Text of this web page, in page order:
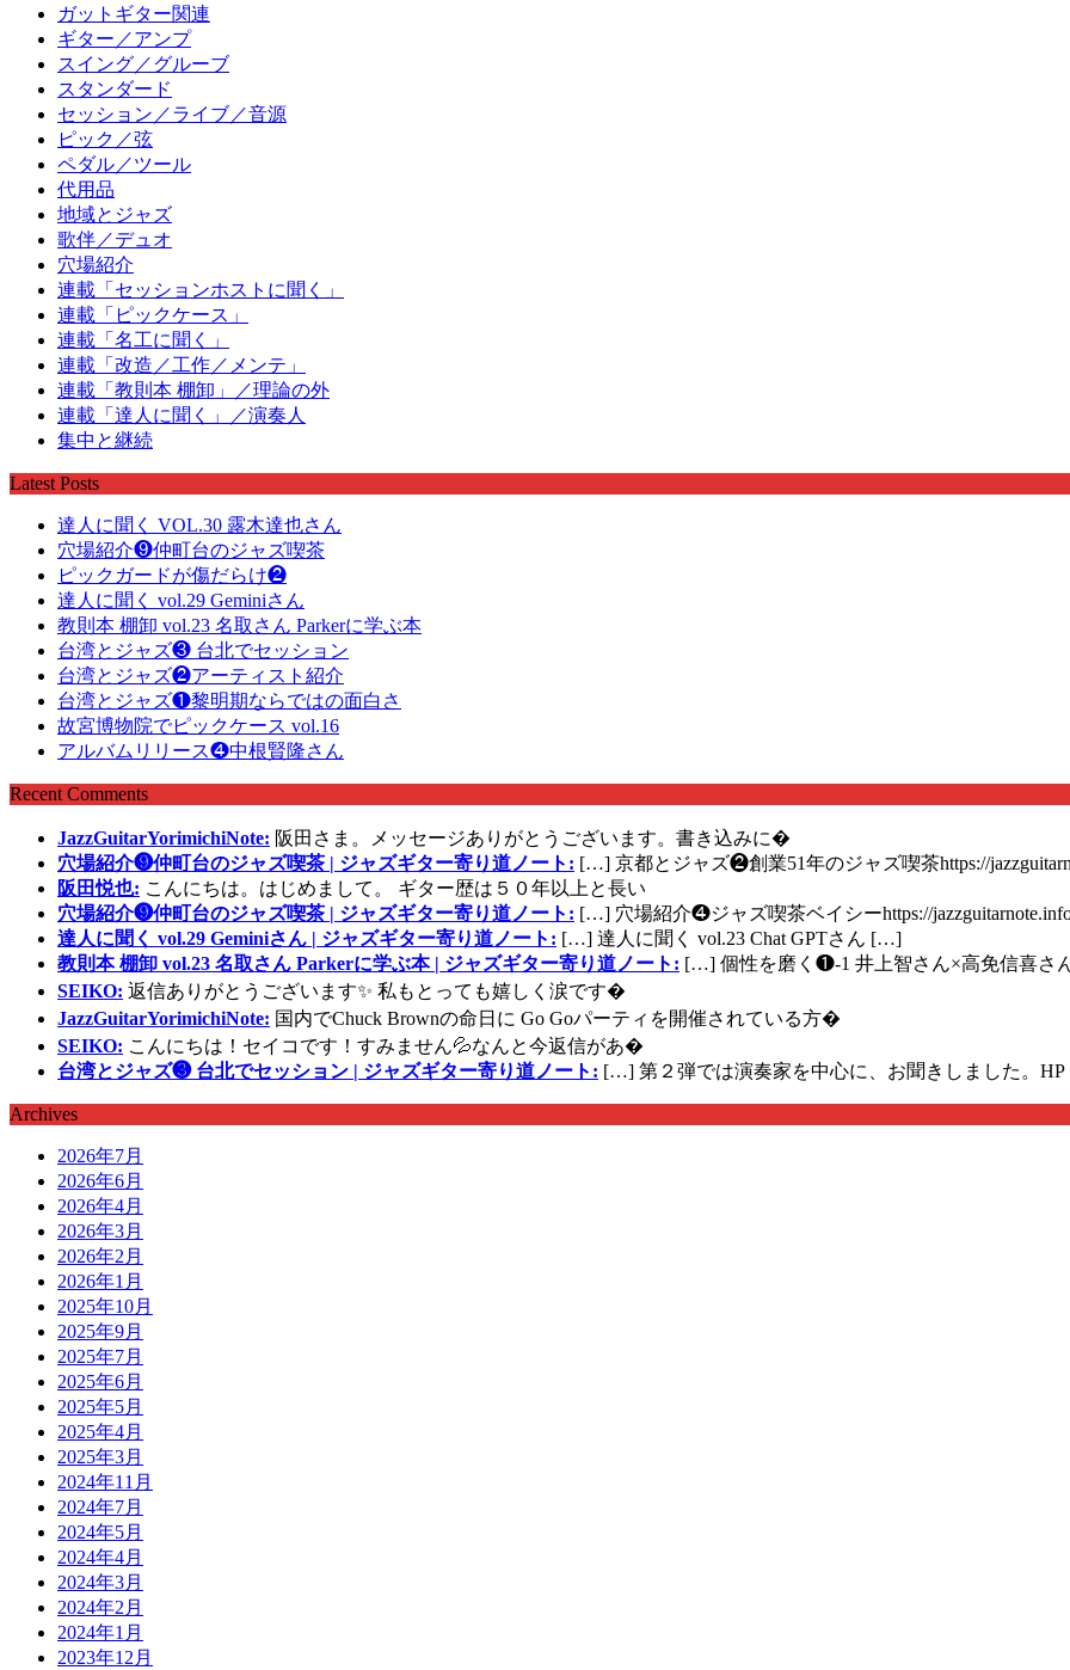
ガットギター関連
ギター／アンプ
スイング／グルーブ
スタンダード
セッション／ライブ／音源
ピック／弦
ペダル／ツール
代用品
地域とジャズ
歌伴／デュオ
穴場紹介
連載「セッションホストに聞く」
連載「ピックケース」
連載「名工に聞く」
連載「改造／工作／メンテ」
連載「教則本 棚卸」／理論の外
連載「達人に聞く」／演奏人
集中と継続
Latest Posts
達人に聞く VOL.30 露木達也さん
穴場紹介❾仲町台のジャズ喫茶
ピックガードが傷だらけ❷
達人に聞く vol.29 Geminiさん
教則本 棚卸 vol.23 名取さん Parkerに学ぶ本
台湾とジャズ❸ 台北でセッション
台湾とジャズ❷アーティスト紹介
台湾とジャズ❶黎明期ならではの面白さ
故宮博物院でピックケース vol.16
アルバムリリース❹中根賢隆さん
Recent Comments
JazzGuitarYorimichiNote: 阪田さま。メッセージありがとうございます。書き込みに�
穴場紹介❾仲町台のジャズ喫茶 | ジャズギター寄り道ノート: […] 京都とジャズ❷創業51年のジャズ喫茶https://
阪田悦也: こんにちは。はじめまして。 ギター歴は５０年以上と長い
穴場紹介❾仲町台のジャズ喫茶 | ジャズギター寄り道ノート: […] 穴場紹介❹ジャズ喫茶ベイシーhttps://
達人に聞く vol.29 Geminiさん | ジャズギター寄り道ノート: […] 達人に聞く vol.23 Chat GPTさん […]
教則本 棚卸 vol.23 名取さん Parkerに学ぶ本 | ジャズギター寄り道ノート: […] 個性を磨く❶-1 井上智さん×高免信喜さん
SEIKO: 返信ありがとうございます✨ 私もとっても嬉しく涙です�
JazzGuitarYorimichiNote: 国内でChuck Brownの命日に Go Goパーティを開催されている方�
SEIKO: こんにちは！セイコです！すみません💦なんと今返信があ�
台湾とジャズ❸ 台北でセッション | ジャズギター寄り道ノート: […] 第２弾では演奏家を中心に、お聞きしました。
Archives
2026年7月
2026年6月
2026年4月
2026年3月
2026年2月
2026年1月
2025年10月
2025年9月
2025年7月
2025年6月
2025年5月
2025年4月
2025年3月
2024年11月
2024年7月
2024年5月
2024年4月
2024年3月
2024年2月
2024年1月
2023年12月